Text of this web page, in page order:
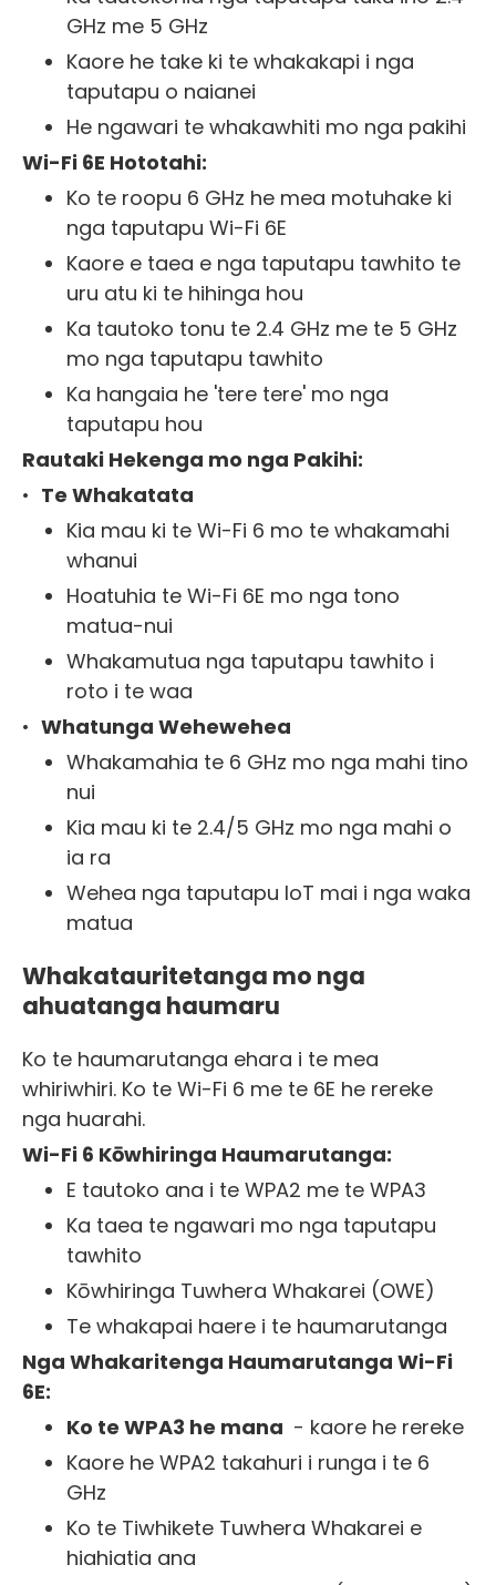
GHz me 5 GHz
Kaore he take ki te whakakapi i nga
taputapu o naianei
He ngawari te whakawhiti mo nga pakihi
Wi-Fi 6E Hototahi:
Ko te roopu 6 GHz he mea motuhake ki
nga taputapu Wi-Fi 6E
Kaore e taea e nga taputapu tawhito te
uru atu ki te hihinga hou
Ka tautoko tonu te 2.4 GHz me te 5 GHz
mo nga taputapu tawhito
Ka hangaia he 'tere tere' mo nga
taputapu hou
Rautaki Hekenga mo nga Pakihi:
• Te Whakatata
Kia mau ki te Wi-Fi 6 mo te whakamahi
whanui
Hoatuhia te Wi-Fi 6E mo nga tono
matua-nui
Whakamutua nga taputapu tawhito i
roto i te waa
• Whatunga Wehewehea
Whakamahia te 6 GHz mo nga mahi tino
nui
Kia mau ki te 2.4/5 GHz mo nga mahi o
ia ra
Wehea nga taputapu IoT mai i nga waka
matua
Whakatauritetanga mo nga
ahuatanga haumaru
Ko te haumarutanga ehara i te mea
whiriwhiri. Ko te Wi-Fi 6 me te 6E he rereke
nga huarahi.
Wi-Fi 6 Kōwhiringa Haumarutanga:
E tautoko ana i te WPA2 me te WPA3
Ka taea te ngawari mo nga taputapu
tawhito
Kōwhiringa Tuwhera Whakarei (OWE)
Te whakapai haere i te haumarutanga
Nga Whakaritenga Haumarutanga Wi-Fi
6E:
Ko te WPA3 he mana - kaore he rereke
Kaore he WPA2 takahuri i runga i te 6
GHz
Ko te Tiwhikete Tuwhera Whakarei e
hiahiatia ana